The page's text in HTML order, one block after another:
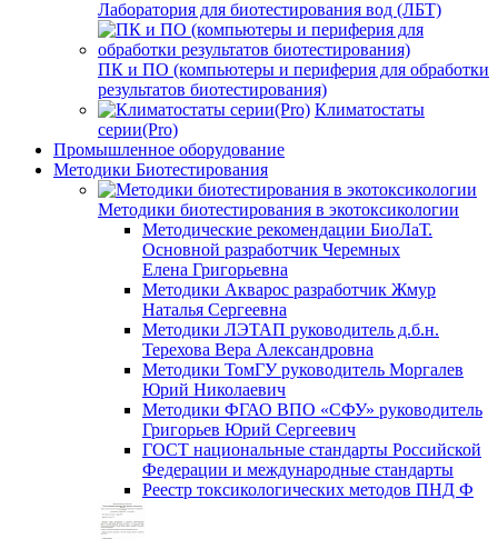
Лаборатория для биотестирования вод (ЛБТ)
ПК и ПО (компьютеры и периферия для обработки
результатов биотестирования)
Климатостаты
серии(Pro)
Промышленное оборудование
Методики Биотестирования
Методики биотестирования в экотоксикологии
Методические рекомендации БиоЛаТ.
Основной разработчик Черемных
Елена Григорьевна
Методики Акварос разработчик Жмур
Наталья Сергеевна
Методики ЛЭТАП руководитель д.б.н.
Терехова Вера Александровна
Методики ТомГУ руководитель Моргалев
Юрий Николаевич
Методики ФГАО ВПО «СФУ» руководитель
Григорьев Юрий Сергеевич
ГОСТ национальные стандарты Российской
Федерации и международные стандарты
Реестр токсикологических методов ПНД Ф